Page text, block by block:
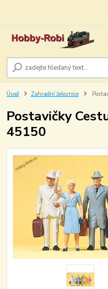
Úvod Zahradní železnice
Postavičky
45150